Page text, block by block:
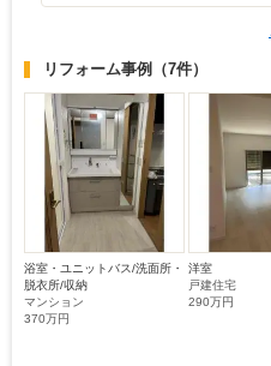
リフォーム事例 （7件）
浴室・ユニットバス/洗面所・
脱衣所/収納
マンション
370万円
洋室
戸建住宅
290万円